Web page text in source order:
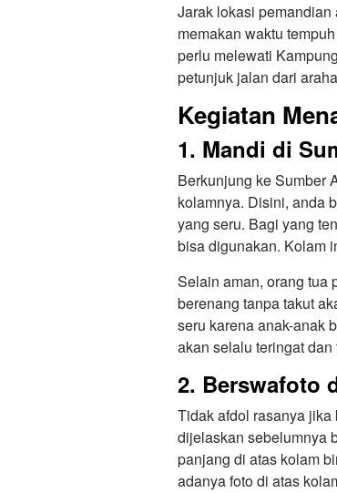
Jarak lokasi
memakan waktu
perlu melewati
petunjuk jalan dari
Kegiatan
1. Mandi di
Berkunjung ke Sumber
kolamnya. Disini, anda
yang seru. Bagi yang
bisa digunakan. Kolam
Selain aman, orang tua
berenang tanpa takut
seru karena anak-anak
akan selalu teringat
2. Berswafoto
Tidak afdol rasanya
dijelaskan sebelumnya
panjang di atas kolam
adanya foto di atas